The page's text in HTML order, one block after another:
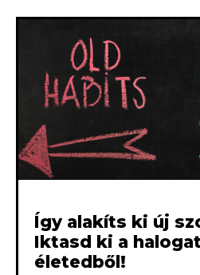
Így alakíts ki új
Iktasd ki a
életedből!